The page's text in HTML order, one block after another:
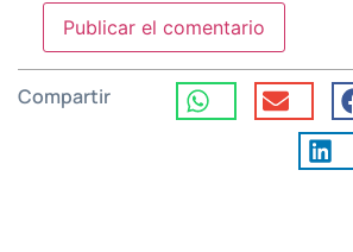
Compartir